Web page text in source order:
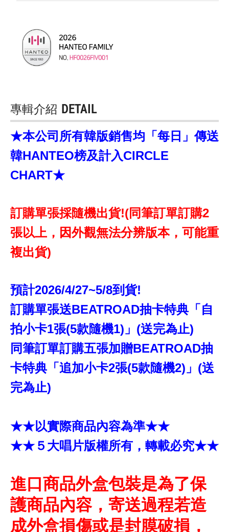
專輯介紹 DETAIL
★本公司所有韓版銷售均「每日」傳送
韓HANTEO榜及計入CIRCLE
CHART★
訂購單張採隨機出貨!(同筆訂單訂購2
張以上，因外觀無法分辨版本，可能重
複出貨)
預計2026/4/27~5/8到貨!
訂購單張送BEATROAD抽卡特典「自
拍小卡1張(5款隨機1)」(送完為止)
同筆訂單訂購五張加贈BEATROAD抽
卡特典「追加小卡2張(5款隨機2)」(送
完為止)
★★以實際商品內容為準★★
★★５大唱片版權所有，轉載必究★★
進口商品外盒包裝是為了保
護商品內容，寄送過程若造
成外盒損傷或是封膜破損，